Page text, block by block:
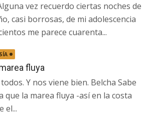
vez recuerdo ciertas noches de
casi borrosas, de mi adolescencia
me parece cuarenta...
fluya
Y nos viene bien. Belcha Sabe
que la marea fluya -así en la costa
el...